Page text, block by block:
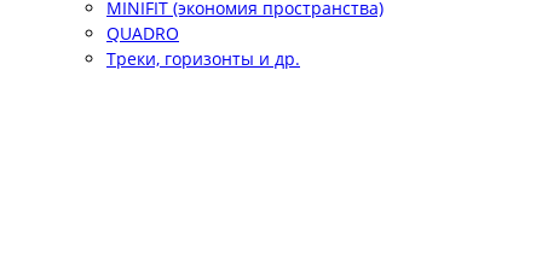
MINIFIT (экономия пространства)
QUADRO
Треки, горизонты и др.